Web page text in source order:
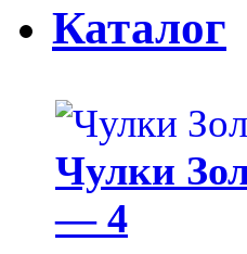
Каталог
Чулки
— 4